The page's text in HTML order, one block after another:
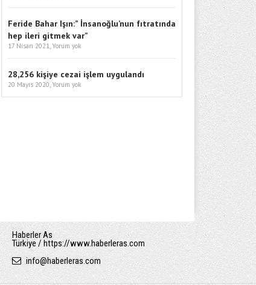
Feride Bahar Işın:” İnsanoğlu’nun fıtratında
hep ileri gitmek var”
17 Nisan 2021, Yorum yok
28,256 kişiye cezai işlem uygulandı
20 Mayıs 2020, Yorum yok
Haberler As
Türkiye / https://www.haberleras.com
info@haberleras.com